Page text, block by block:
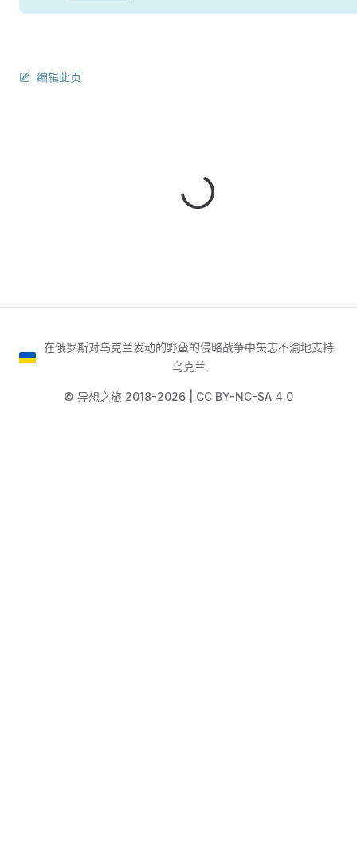
编辑此页
在俄罗斯对乌克兰发动的野蛮的侵略战争中矢志不渝地支持
乌克兰
©️ 异想之旅 2018-2026 | CC BY-NC-SA 4.0